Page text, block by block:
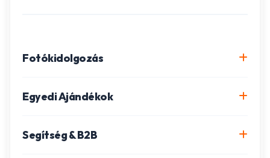
Fotókidolgozás
Igazolványkép készítés
Egyedi Ajándékok
Segítség & B2B